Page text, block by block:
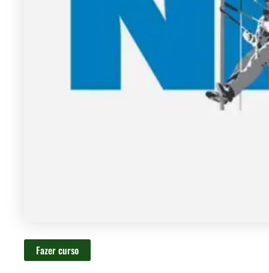
Fazer curso